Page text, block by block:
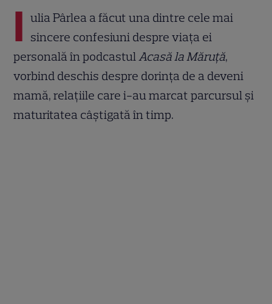
I ulia Pârlea a făcut una dintre cele mai
sincere confesiuni despre viața ei
personală în podcastul Acasă la Măruță,
vorbind deschis despre dorința de a deveni
mamă, relațiile care i-au marcat parcursul și
maturitatea câștigată în timp.